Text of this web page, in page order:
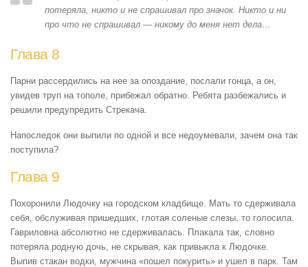
потеряла, никто и не спрашивал про значок. Никто и ни
про что не спрашивал — никому до меня нет дела…
Глава 8
Парни рассердились на нее за опоздание, послали гонца, а он,
увидев труп на тополе, прибежал обратно. Ребята разбежались и
решили предупредить Стрекача.
Напоследок они выпили по одной и все недоумевали, зачем она так
поступила?
Глава 9
Похоронили Людочку на городском кладбище. Мать то сдерживала
себя, обслуживая пришедших, глотая соленые слезы, то голосила.
Гавриловна абсолютно не сдерживалась. Плакала так, словно
потеряла родную дочь, не скрывая, как привыкла к Людочке.
Выпив стакан водки, мужчина «пошел покурить» и ушел в парк. Там